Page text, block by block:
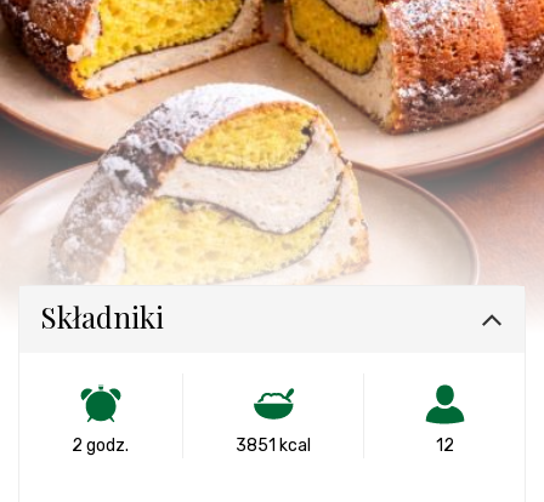
Składniki
2 godz. 3851 kcal 12